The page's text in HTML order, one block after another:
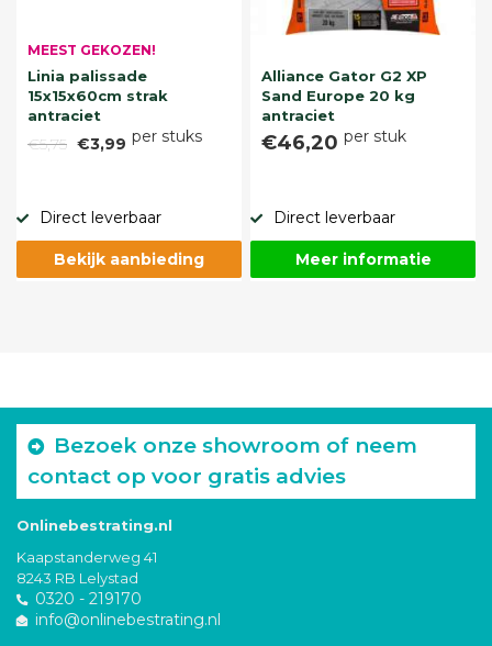
MEEST GEKOZEN!
Linia palissade
15x15x60cm strak
antraciet
€5,75 €3,99 per stuks
Direct leverbaar
Bekijk aanbieding
Alliance Gator G2 XP
Sand Europe 20 kg
antraciet
€46,20 per stuk
Direct leverbaar
Meer informatie
Bezoek onze showroom of neem
contact op voor gratis advies
Onlinebestrating.nl
Kaapstanderweg 41
8243 RB Lelystad
0320 - 219170
info@onlinebestrating.nl